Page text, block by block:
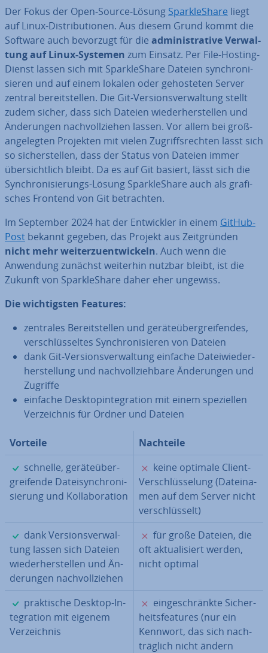
Der Fokus der Open-Source-Lösung Spar­kle­Sha­re liegt
auf Linux-Dis­tri­bu­tio­nen. Aus diesem Grund kommt die
Software auch bevorzugt für die ad­mi­nis­tra­ti­ve Ver­wal­
tung auf Linux-Systemen zum Einsatz. Per File-Hosting-
Dienst lassen sich mit Spar­kle­Sha­re Dateien syn­chro­ni­
sie­ren und auf einem lokalen oder ge­hos­te­ten Server
zentral be­reit­stel­len. Die Git-Ver­si­ons­ver­wal­tung stellt
zudem sicher, dass sich Dateien wie­der­her­stel­len und
Än­de­run­gen nach­voll­zie­hen lassen. Vor allem bei groß­
an­ge­leg­ten Projekten mit vielen Zu­griffs­rech­ten lässt sich
so si­cher­stel­len, dass der Status von Dateien immer
über­sicht­lich bleibt. Da es auf Git basiert, lässt sich die
Syn­chro­ni­sie­rungs-Lösung Spar­kle­Sha­re auch als gra­fi­
sches Frontend von Git be­trach­ten.
Im September 2024 hat der Ent­wick­ler in einem GitHub-
Post bekannt gegeben, das Projekt aus Zeit­grün­den
nicht mehr wei­ter­zu­ent­wi­ckeln. Auch wenn die
Anwendung zunächst weiterhin nutzbar bleibt, ist die
Zukunft von Spar­kle­Sha­re daher eher ungewiss.
Die wich­tigs­ten Features:
zentrales Be­reit­stel­len und ge­rä­te­über­grei­fen­des,
ver­schlüs­sel­tes Syn­chro­ni­sie­ren von Dateien
dank Git-Ver­si­ons­ver­wal­tung einfache Da­tei­wie­der­
her­stel­lung und nach­voll­zieh­ba­re Än­de­run­gen und
Zugriffe
einfache Desk­top­in­te­gra­ti­on mit einem spe­zi­el­len
Ver­zeich­nis für Ordner und Dateien
Vorteile
Nachteile
✓
schnelle, ge­rä­te­über­
grei­fen­de Da­tei­syn­chro­ni­
sie­rung und Kol­la­bo­ra­ti­on
✗
keine optimale Client-
Ver­schlüs­se­lung (Da­tei­na­
men auf dem Server nicht
ver­schlüs­selt)
✓
dank Ver­si­ons­ver­wal­
tung lassen sich Dateien
wie­der­her­stel­len und Än­
de­run­gen nach­voll­zie­hen
✗
für große Dateien, die
oft ak­tua­li­siert werden,
nicht optimal
✓
prak­ti­sche Desktop-In­
te­gra­ti­on mit eigenem
Ver­zeich­nis
✗
ein­ge­schränk­te Si­cher­
heits­fea­tures (nur ein
Kennwort, das sich nach­
träg­lich nicht ändern